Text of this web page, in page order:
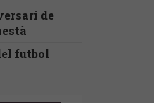
de
futbol